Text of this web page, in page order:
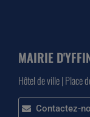
MAIRIE
Hôtel de ville | Place
Contactez-